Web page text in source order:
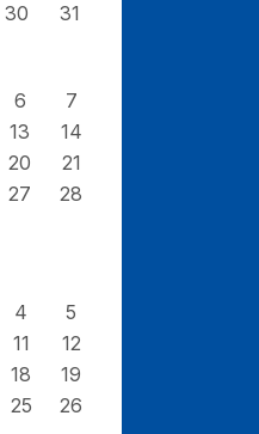
30 31
6
7
13
14
20
21
27
28
4
5
11
12
18
19
25
26